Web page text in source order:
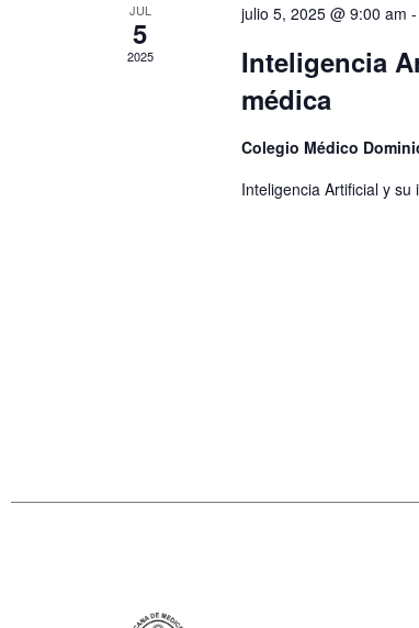
JUL
5
2025
julio 5, 2025 @ 9:00 am -
Inteligencia
médica
Colegio Médico
Inteligencia Artificial y